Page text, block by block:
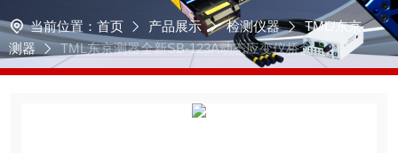
当前位置： 首页 产品展示 检测仪器
TML/东京
测器
TML东京测器全新SB-123A动态应变仪桥盒